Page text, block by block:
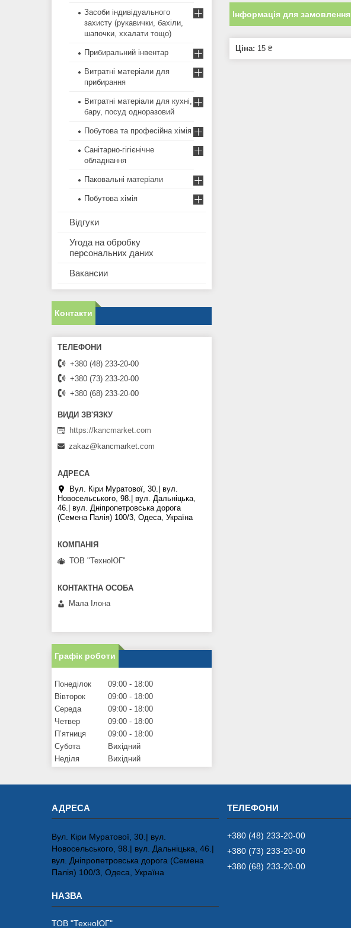
Інформація для замовлення
Ціна: 15 ₴
Засоби індивідуального
захисту (рукавички, бахіли,
шапочки, ххалати тощо)
Прибиральний інвентар
Витратні матеріали для
прибирання
Витратні матеріали для кухні,
бару, посуд одноразовий
Побутова та професійна хімія
Санітарно-гігієнічне
обладнання
Паковальні матеріали
Побутова хімія
Відгуки
Угода на обробку
персональних даних
Вакансии
Контакти
+380 (48) 233-20-00
+380 (73) 233-20-00
+380 (68) 233-20-00
https://kancmarket.com
zakaz@kancmarket.com
Вул. Кіри Муратової, 30.| вул.
Новосельського, 98.| вул. Дальніцька,
46.| вул. Дніпропетровська дорога
(Семена Палія) 100/3, Одеса, Україна
ТОВ "ТехноЮГ"
Мала Iлона
Графік роботи
Понеділок 09:00
18:00
Вівторок
09:00
18:00
Середа
09:00
18:00
Четвер
09:00
18:00
Пʼятниця
09:00
18:00
Субота
Вихідний
Неділя
Вихідний
Вул. Кіри Муратової, 30.| вул.
Новосельського, 98.| вул. Дальніцька, 46.|
вул. Дніпропетровська дорога (Семена
Палія) 100/3, Одеса, Україна
ТОВ "ТехноЮГ"
+380 (48) 233-20-00
+380 (73) 233-20-00
+380 (68) 233-20-00